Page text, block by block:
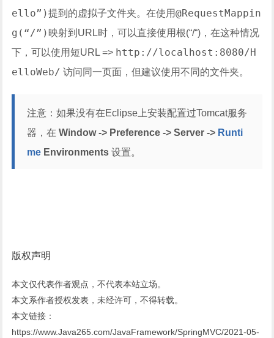
ello”)提到的虚拟子文件夹。在使用@RequestMappin
g(“/”)映射到URL时，可以直接使用根(“/“)，在这种情况
下，可以使用短URL => http://localhost:8080/H
elloWeb/ 访问同一页面，但建议使用不同的文件夹。
注意：如果没有在Eclipse上安装配置过Tomcat服务
器，在Window -> Preference -> Server -> Runti
me Environments 设置。
版权声明
本文仅代表作者观点，不代表本站立场。
本文系作者授权发表，未经许可，不得转载。
本文链接：
https://www.Java265.com/JavaFramework/SpringMVC/2021-05-